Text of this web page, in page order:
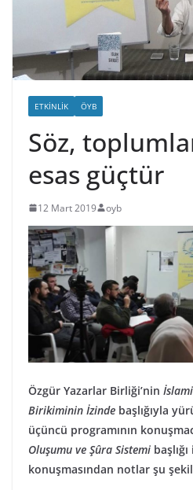
ETKINLIK ÖYB
Söz,
esas güçtür
12 Mart 2019 oyb
Özgür Yazarlar Birliği’nin
Birikiminin İzinde başlığıyla
üçüncü programının
Oluşumu ve Şûra Sistemi
konuşmasından notlar şu